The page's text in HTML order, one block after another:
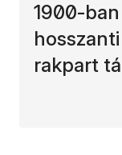
1900-
rakpart